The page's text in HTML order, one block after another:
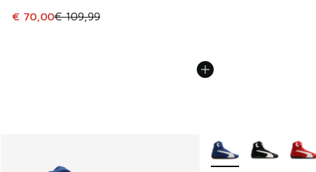
Dit artikel is in de uitverkoop. Dit artikel is in de
€ 70,00€ 109,99
Meer kleuren